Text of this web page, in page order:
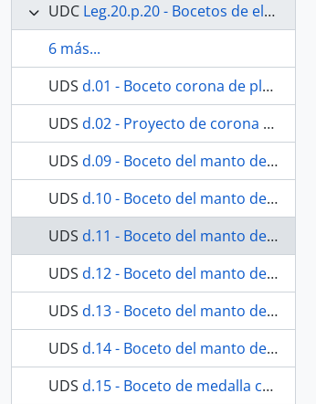
UDC Leg.20.p.20 - Bocetos de elementos del ajuar de la Virgen de los Dolores
6 más...
UDS d.01 - Boceto corona de plata de ley
UDS d.02 - Proyecto de corona para Nuestra Señora de los Dolores
UDS d.09 - Boceto del manto de Nuestra Señora de los Dolores
UDS d.10 - Boceto del manto de Nuestra Señora de los Dolores
UDS d.11 - Boceto del manto de Nuestra Señora de los Dolores
UDS d.12 - Boceto del manto de Nuestra Señora de los Dolores
UDS d.13 - Boceto del manto de Nuestra Señora de los Dolores
UDS d.14 - Boceto del manto de Nuestra Señora de los Dolores
UDS d.15 - Boceto de medalla conmemorativa de Nuestra Señora de los Dolores